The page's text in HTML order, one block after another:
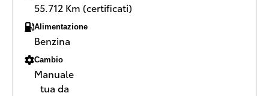
55.712 Km (certificati)
Alimentazione
Benzina
Cambio
Manuale
tua da